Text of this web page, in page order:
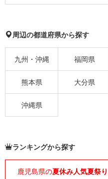
周辺の都道府県から探す
九州・沖縄 福岡県
熊本県 大分県
沖縄県
ランキングから探す
鹿児島県の夏休み人気夏祭り